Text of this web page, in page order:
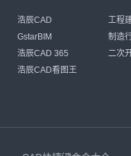
浩辰CAD
GstarBIM
浩辰CAD 365
浩辰CAD看图王
工程
制造
二次